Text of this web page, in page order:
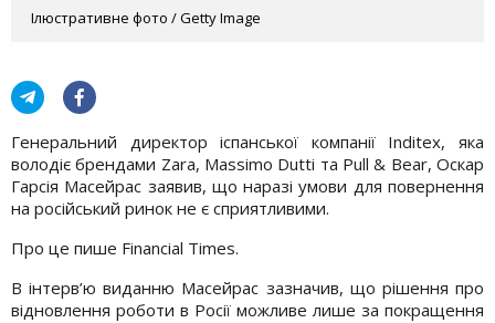
Ілюстративне фото / Getty Image
Генеральний директор іспанської компанії Inditex, яка
володіє брендами Zara, Massimo Dutti та Pull & Bear, Оскар
Гарсія Масейрас заявив, що наразі умови для повернення
на російський ринок не є сприятливими.
Про це пише Financial Times.
В інтерв’ю виданню Масейрас зазначив, що рішення про
відновлення роботи в Росії можливе лише за покращення